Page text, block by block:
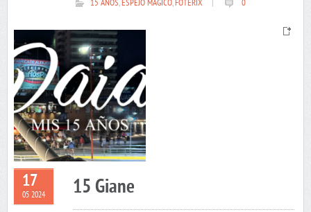
15 AÑOS,ESPEJO MAGICO,FOTERIX 0
17
05 2024 15 Giane